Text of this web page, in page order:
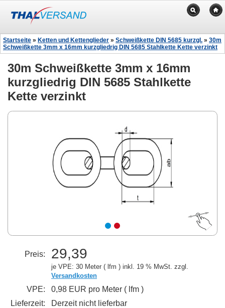
Startseite » Ketten und Kettenglieder » Schweißkette DIN 5685 kurzgl. » 30m
Schweißkette 3mm x 16mm kurzgliedrig DIN 5685 Stahlkette Kette verzinkt
30m Schweißkette 3mm x 16mm
kurzgliedrig DIN 5685 Stahlkette
Kette verzinkt
Preis: 29,39
je VPE: 30 Meter ( lfm ) inkl. 19 % MwSt. zzgl.
Versandkosten
VPE:
0,98 EUR pro Meter ( lfm )
Lieferzeit:
Derzeit nicht lieferbar